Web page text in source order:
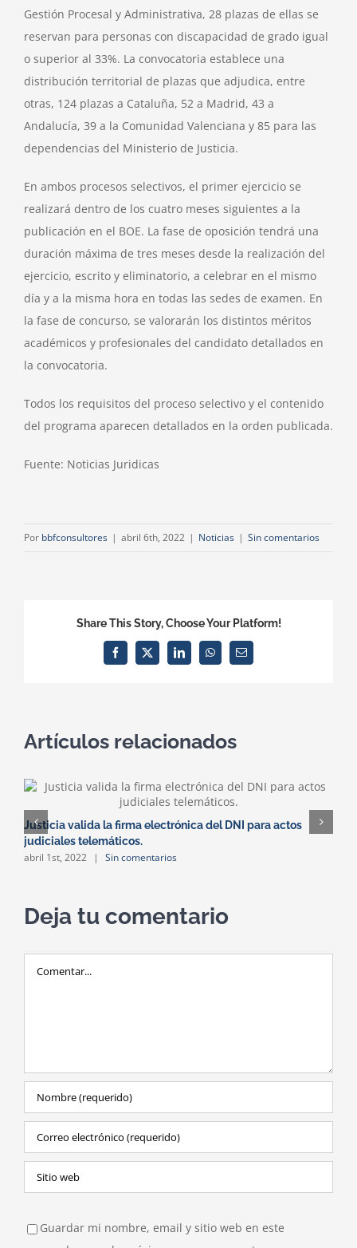
Gestión Procesal y Administrativa, 28 plazas de ellas se
reservan para personas con discapacidad de grado igual
o superior al 33%. La convocatoria establece una
distribución territorial de plazas que adjudica, entre
otras, 124 plazas a Cataluña, 52 a Madrid, 43 a
Andalucía, 39 a la Comunidad Valenciana y 85 para las
dependencias del Ministerio de Justicia.
En ambos procesos selectivos, el primer ejercicio se
realizará dentro de los cuatro meses siguientes a la
publicación en el BOE. La fase de oposición tendrá una
duración máxima de tres meses desde la realización del
ejercicio, escrito y eliminatorio, a celebrar en el mismo
día y a la misma hora en todas las sedes de examen. En
la fase de concurso, se valorarán los distintos méritos
académicos y profesionales del candidato detallados en
la convocatoria.
Todos los requisitos del proceso selectivo y el contenido
del programa aparecen detallados en la orden publicada.
Fuente: Noticias Juridicas
Por bbfconsultores | abril 6th, 2022 | Noticias | Sin comentarios
Share This Story, Choose Your Platform!
Facebook
X LinkedInWhatsAppCorreo
electrónico
Artículos relacionados
Justicia valida la firma electrónica del DNI para actos
judiciales telemáticos.
abril 1st, 2022 | Sin comentarios
Deja tu comentario
Guardar mi nombre, email y sitio web en este